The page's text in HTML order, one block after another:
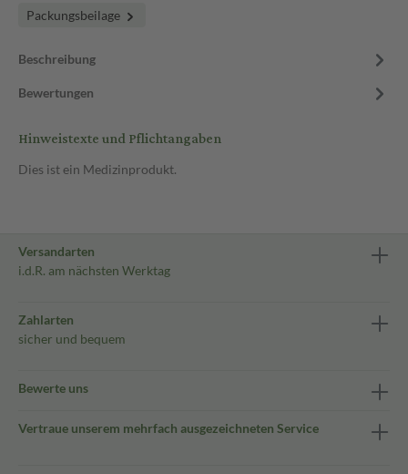
Packungsbeilage
Beschreibung
Bewertungen
Hinweistexte und Pflichtangaben
Dies ist ein Medizinprodukt.
Versandarten
i.d.R. am nächsten Werktag
Zahlarten
sicher und bequem
Bewerte uns
Vertraue unserem mehrfach ausgezeichneten Service